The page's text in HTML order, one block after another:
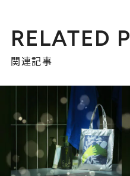
RELATED
関連記事